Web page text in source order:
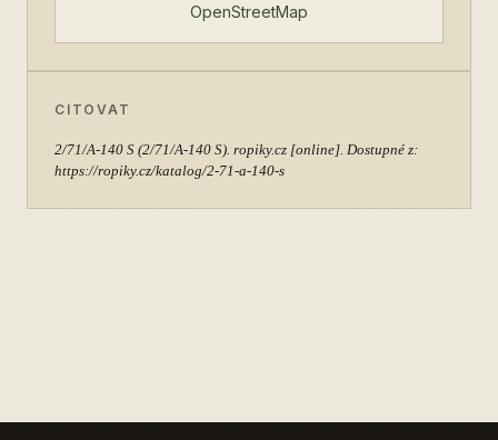
OpenStreetMap
CITOVAT
2/71/A-140 S (2/71/A-140 S). ropiky.cz [online]. Dostupné z:
https://ropiky.cz/katalog/2-71-a-140-s